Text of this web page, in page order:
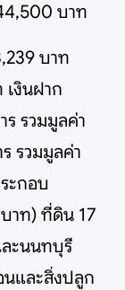
บาท
บาท
งินฝาก
ร รวมมูลค่า
รวมมูลค่า
ะกอบ
าท) ที่ดิน 17
ะนนทบุรี
นและสิ่งปลูก